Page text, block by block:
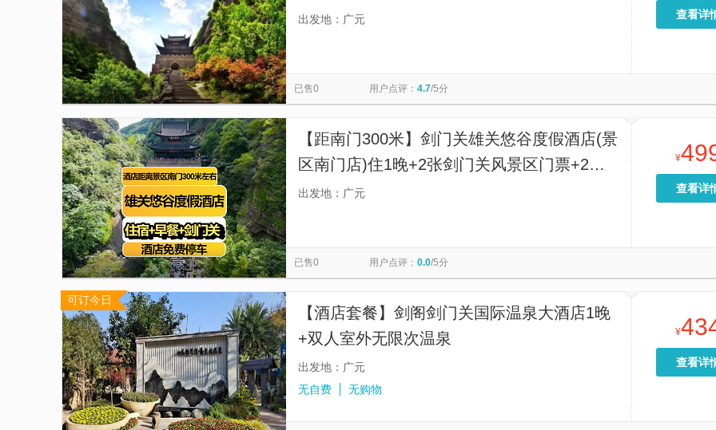
都[昭化古城]】
出发地：广元 查看详
已售0 用户点评： 4.7/5分
【距南门300米】剑门关雄关悠谷度假酒店(景
区南门店)住1晚+2张剑门关风景区门票+2人
早餐
出发地：广元
¥
查看详
已售0 用户点评： 0.0/5分
可订今日
【酒店套餐】剑阁剑门关国际温泉大酒店1晚
+双人室外无限次温泉
出发地：广元
无自费
无购物
¥
查看详